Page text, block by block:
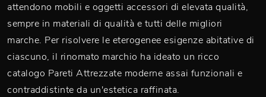
attendono mobili e oggetti accessori di elevata qualità,
sempre in materiali di qualità e tutti delle migliori
marche. Per risolvere le eterogenee esigenze abitative di
ciascuno, il rinomato marchio ha ideato un ricco
catalogo Pareti Attrezzate moderne assai funzionali e
contraddistinte da un'estetica raffinata.